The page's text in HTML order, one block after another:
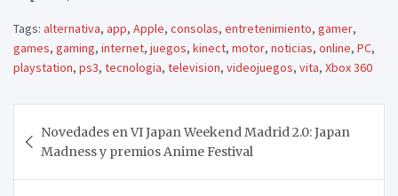
Tags: alternativa, app, Apple, consolas, entretenimiento, gamer,
games, gaming, internet, juegos, kinect, motor, noticias, online, PC,
playstation, ps3, tecnologia, television, videojuegos, vita, Xbox 360
de
entradas
Novedades en VI Japan Weekend Madrid 2.0: Japan
Madness y premios Anime Festival